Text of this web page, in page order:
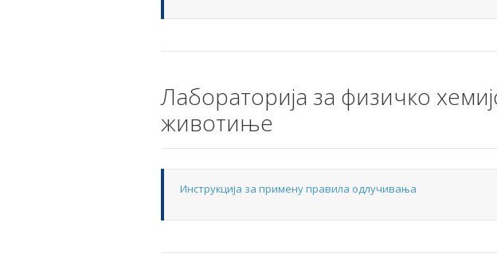
Лабораторија за физичко
животиње
Инструкција за примену правила одлучивања